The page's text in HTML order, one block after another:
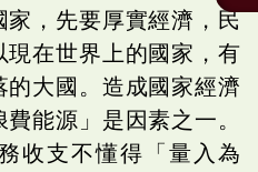
，先要厚實經濟，民
在世界上的國家，有
大國。造成國家經濟
能源」是因素之一。
收支不懂得「量入為